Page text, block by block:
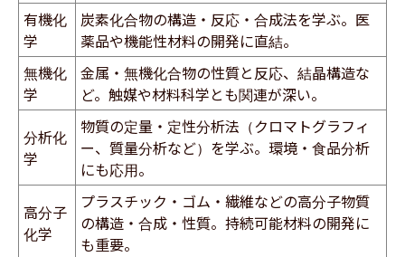
有機化
学
炭素化合物の構造・反応・合成法を学ぶ。医
薬品や機能性材料の開発に直結。
無機化
学
金属・無機化合物の性質と反応、結晶構造な
ど。触媒や材料科学とも関連が深い。
分析化
学
物質の定量・定性分析法（クロマトグラフィ
ー、質量分析など）を学ぶ。環境・食品分析
にも応用。
高分子
化学
プラスチック・ゴム・繊維などの高分子物質
の構造・合成・性質。持続可能材料の開発に
も重要。